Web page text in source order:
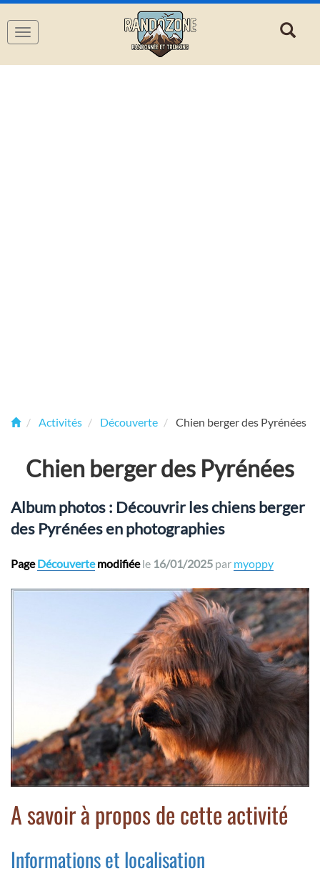
Navigation
Activités Découverte Chien berger des Pyrénées
Chien berger des Pyrénées
Album photos : Découvrir les chiens berger
des Pyrénées en photographies
PageDécouvertemodifiéele 16/01/2025 par myoppy
A savoir à propos de cette activité
Informations et localisation